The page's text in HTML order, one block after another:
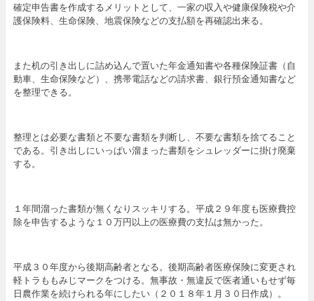
確定申告書を作成するメリットとして、一家の収入や健康保険税や介
護保険料、生命保険、地震保険などの支払額を再確認出来る。
また机の引き出しに詰め込んで置いた年金通知書や各種保険証書（自
動車、生命保険など）、携帯電話などの請求書、銀行預金通知書など
を整理できる。
整理とは必要な書類と不要な書類を判断し、不要な書類を捨てること
である。引き出しにいっぱい溜まった書類をシュレッダーに掛け廃棄
する。
１年間溜った書類が無くなりスッキリする。平成２９年度も医療費控
除を申告するような１０万円以上の医療費の支払は無かった。
平成３０年度から後期高齢者となる。後期高齢者医療保険に変更され
軽トラももみじマークをつける。無事故・無違反で医者通いもせず毎
日農作業を続けられる年にしたい（２０１８年１月３０日作成）。